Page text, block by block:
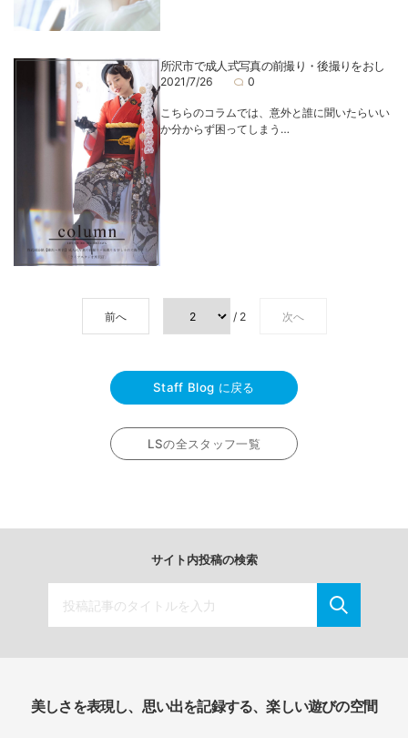
所沢市で成人式写真の前撮り・後撮りをおし
2021/7/26 0
こちらのコラムでは、意外と誰に聞いたらいい
か分からず困ってしまう…
前へ / 2 次へ
Staff Blog に戻る
LSの全スタッフ一覧
サイト内投稿の検索
美しさを表現し、思い出を記録する、楽しい遊びの空間